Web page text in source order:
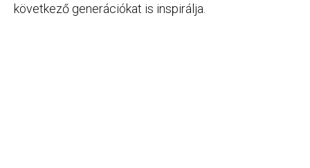
következő generációkat is inspirálja.